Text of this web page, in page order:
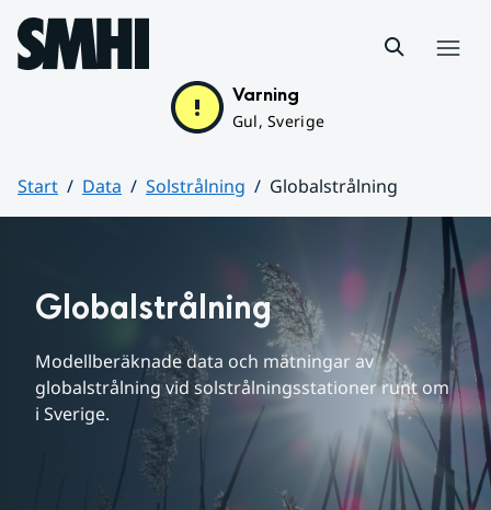
Hoppa till sidans innehåll
Varning
Gul, Sverige
Start Data Solstrålning
Globalstrålning
Globalstrålning
Modellberäknade data och mätningar av
globalstrålning vid solstrålningsstationer runt om
i Sverige.